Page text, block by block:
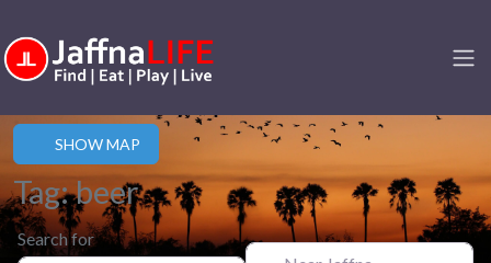
SHOW MAP
Tag: beer
Search for
Near Jaffna